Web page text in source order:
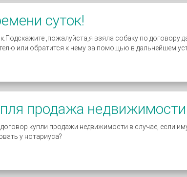
суток!
,пожалуйста,я взяла собаку по
или обратится к нему за помощью в дальнейшем
продажа недвижимости
договор купли продажи недвижимости в случае, если
у нотариуса?